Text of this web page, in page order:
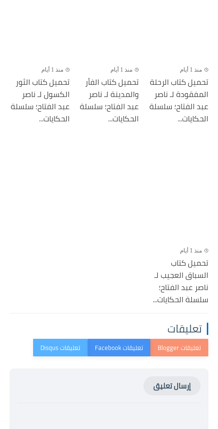
منذ 1 أيام
تحميل كتاب الرحلة
المفقودة لـ ناصر
عبد الفتاح؛ سلسلة
الحكايات...
منذ 1 أيام
تحميل كتاب الفأر
والمدينة لـ ناصر
عبد الفتاح؛ سلسلة
الحكايات...
منذ 1 أيام
تحميل كتاب الثور
الكسول لـ ناصر
عبد الفتاح؛ سلسلة
الحكايات...
منذ 1 أيام
تحميل كتاب
السباق العجيب لـ
ناصر عبد الفتاح؛
سلسلة الحكايات...
تعليقات
إرسال تعليق